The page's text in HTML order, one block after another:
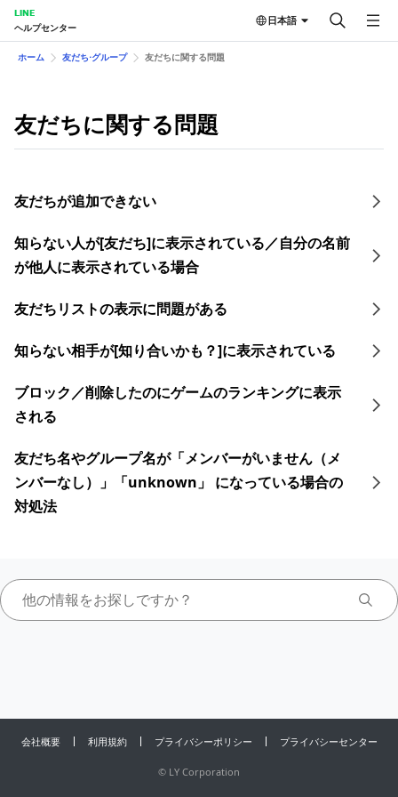
LINE
ヘルプセンター
日本語
ホーム 友だち⋅グループ 友だちに関する問題
友だちに関する問題
友だちが追加できない
知らない人が[友だち]に表示されている／自分の名前
が他人に表示されている場合
友だちリストの表示に問題がある
知らない相手が[知り合いかも？]に表示されている
ブロック／削除したのにゲームのランキングに表示
される
友だち名やグループ名が「メンバーがいません（メ
ンバーなし）」「unknown」 になっている場合の
対処法
会社概要 利用規約 プライバシーポリシー プライバシーセンター
© LY Corporation